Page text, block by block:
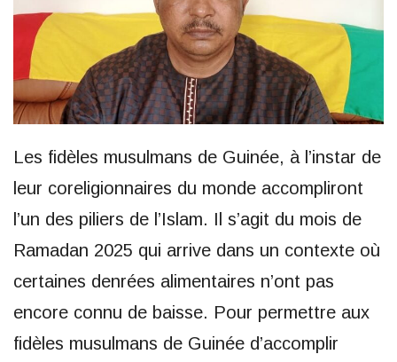
Les fidèles musulmans de Guinée, à l’instar de
leur coreligionnaires du monde accompliront
l’un des piliers de l’Islam. Il s’agit du mois de
Ramadan 2025 qui arrive dans un contexte où
certaines denrées alimentaires n’ont pas
encore connu de baisse. Pour permettre aux
fidèles musulmans de Guinée d’accomplir